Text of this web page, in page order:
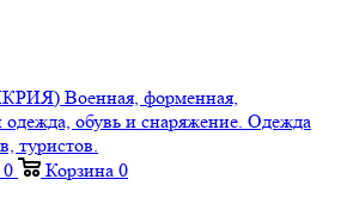
0 Корзина 0